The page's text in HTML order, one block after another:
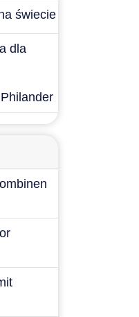
świecie
dla